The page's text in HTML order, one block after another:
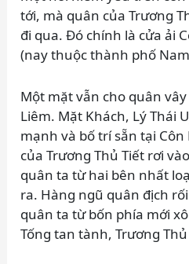
tới, mà quân của Trương
đi qua. Đó chính là cửa ải
(nay thuộc thành phố
Một mặt vẫn cho quân
Liêm. Mặt Khách, Lý Thái
mạnh và bố trí sẵn tại
của Trương Thủ Tiết rơi
quân ta từ hai bên nhất
ra. Hàng ngũ quân địch
quân ta từ bốn phía mới
Tống tan tành, Trương